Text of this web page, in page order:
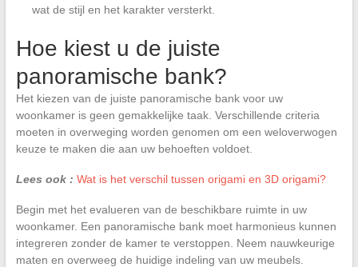
wat de stijl en het karakter versterkt.
Hoe kiest u de juiste
panoramische bank?
Het kiezen van de juiste panoramische bank voor uw
woonkamer is geen gemakkelijke taak. Verschillende criteria
moeten in overweging worden genomen om een weloverwogen
keuze te maken die aan uw behoeften voldoet.
Lees ook : Wat is het verschil tussen origami en 3D origami?
Begin met het evalueren van de beschikbare ruimte in uw
woonkamer. Een panoramische bank moet harmonieus kunnen
integreren zonder de kamer te verstoppen. Neem nauwkeurige
maten en overweeg de huidige indeling van uw meubels.